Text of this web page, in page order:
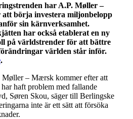
har A.P. Møller –
börja investera miljonbelopp
sin kärnverksamhet.
har också etablerat en ny
på världstrender för att bättre
världen står inför.
.
Møller – Mærsk kommer efter att
haft problem med fallande
Søren Skou, säger till Berlingske
inte är ett sätt att försöka